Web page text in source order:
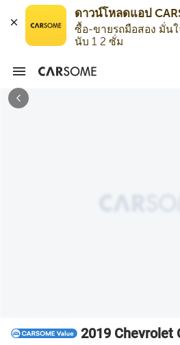
ดาวน์โหลดแอป
ซื้อ-ขายรถมือสอง มั่นใ
นับ 1 2 ซั่ม
2019 Chevrolet